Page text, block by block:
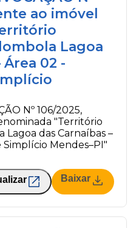
ao imóvel
Lagoa
Área 02 -
Nº 106/2025,
"Território
das Carnaíbas –
Mendes–PI"
Baixar